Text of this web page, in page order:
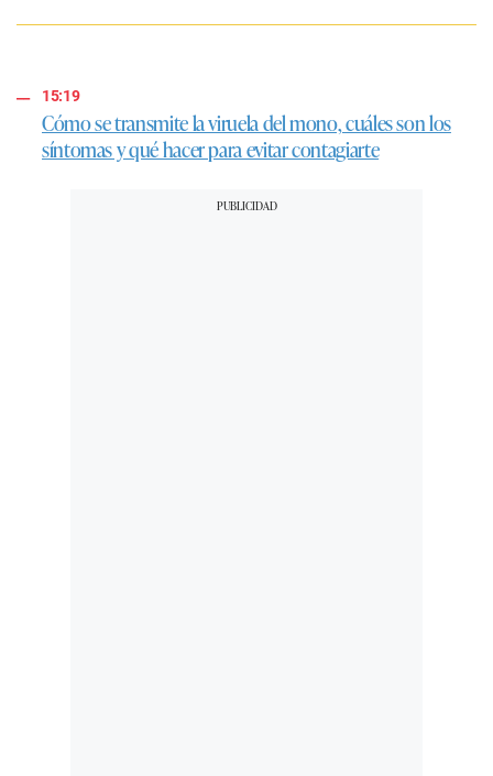
15:19
Cómo se transmite la viruela del mono, cuáles son los
síntomas y qué hacer para evitar contagiarte